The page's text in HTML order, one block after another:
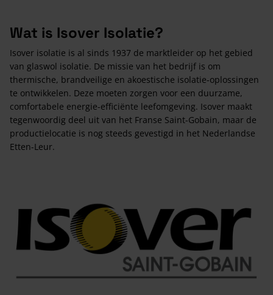
Wat is Isover Isolatie?
Isover isolatie is al sinds 1937 de marktleider op het gebied
van glaswol isolatie. De missie van het bedrijf is om
thermische, brandveilige en akoestische isolatie-oplossingen
te ontwikkelen. Deze moeten zorgen voor een duurzame,
comfortabele energie-efficiënte leefomgeving. Isover maakt
tegenwoordig deel uit van het Franse Saint-Gobain, maar de
productielocatie is nog steeds gevestigd in het Nederlandse
Etten-Leur.